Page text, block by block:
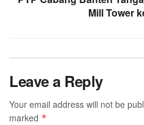
Mill Tower
Leave a Reply
Your email address will not be
marked *